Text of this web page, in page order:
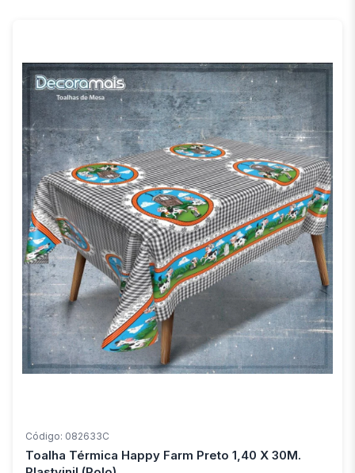
Código: 082633C
Toalha Térmica Happy Farm Preto 1,40 X 30M.